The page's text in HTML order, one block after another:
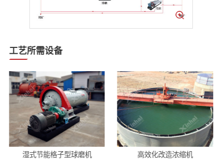
工艺所需设备
湿式节能格子型球磨机 高效化改造浓缩机